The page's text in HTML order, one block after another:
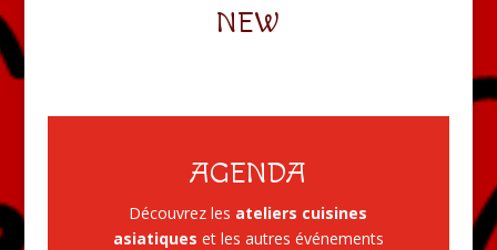
NEW
AGENDA
Découvrez les ateliers cuisines
asiatiques et les autres événements